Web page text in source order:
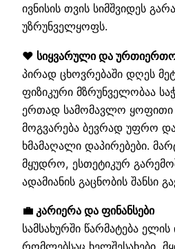
ივნისის თვის სიმშვიდეს
უზრუნველყოფს.
❤️ სიყვარული და
პირად ცხოვრებაში დღეს
ფიზიკური მზრუნველობაა
ერთად სამომავლო ყოფითი
მოგვარება ბევრად უფრო
ხმამაღალი დაპირებები.
მყუდრო, ესთეტიკურ
ადამიანის გაცნობის შანსი
💼 კარიერა და ფინანსები
სამსახურში წარმატება
რომლებსაც ხელშესახები,